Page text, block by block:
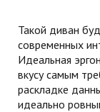
Такой диван
современных
Идеальная
вкусу самым
раскладке
идеально